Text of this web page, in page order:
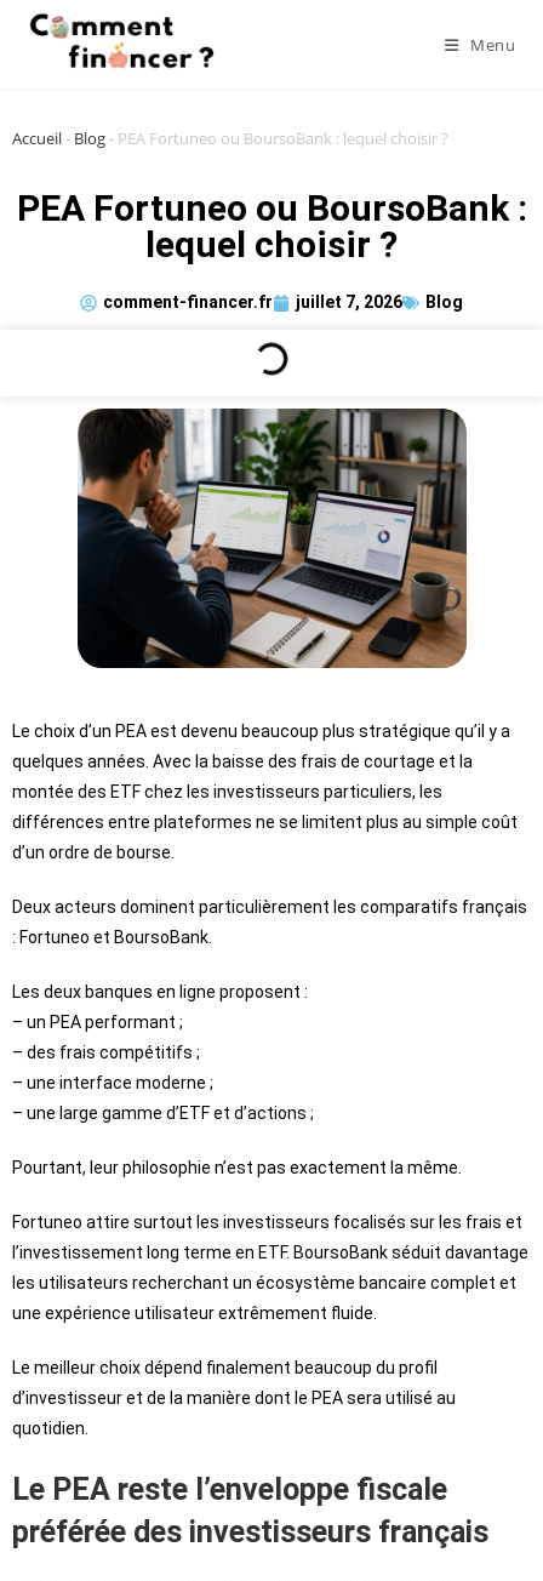
Menu
Accueil- Blog- PEA Fortuneo ou BoursoBank : lequel choisir ?
PEA Fortuneo ou BoursoBank :
lequel choisir ?
comment-financer.fr juillet 7, 2026 Blog
Le choix d’un PEA est devenu beaucoup plus stratégique qu’il y a
quelques années. Avec la baisse des frais de courtage et la
montée des ETF chez les investisseurs particuliers, les
différences entre plateformes ne se limitent plus au simple coût
d’un ordre de bourse.
Deux acteurs dominent particulièrement les comparatifs français
: Fortuneo et BoursoBank.
Les deux banques en ligne proposent :
– un PEA performant ;
– des frais compétitifs ;
– une interface moderne ;
– une large gamme d’ETF et d’actions ;
Pourtant, leur philosophie n’est pas exactement la même.
Fortuneo attire surtout les investisseurs focalisés sur les frais et
l’investissement long terme en ETF. BoursoBank séduit davantage
les utilisateurs recherchant un écosystème bancaire complet et
une expérience utilisateur extrêmement fluide.
Le meilleur choix dépend finalement beaucoup du profil
d’investisseur et de la manière dont le PEA sera utilisé au
quotidien.
Le PEA reste l’enveloppe fiscale
préférée des investisseurs français